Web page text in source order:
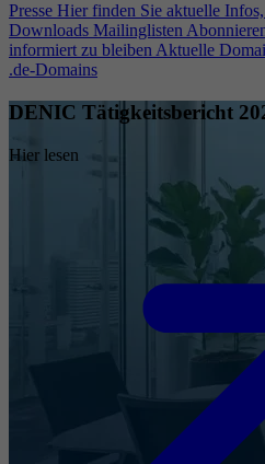
Presse Hier finden Sie aktuelle
Downloads Mailinglisten
informiert zu bleiben Aktuelle
.de-Domains
DENIC Tätigkeitsbericht
Hier lesen